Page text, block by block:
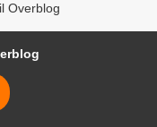
Overblog